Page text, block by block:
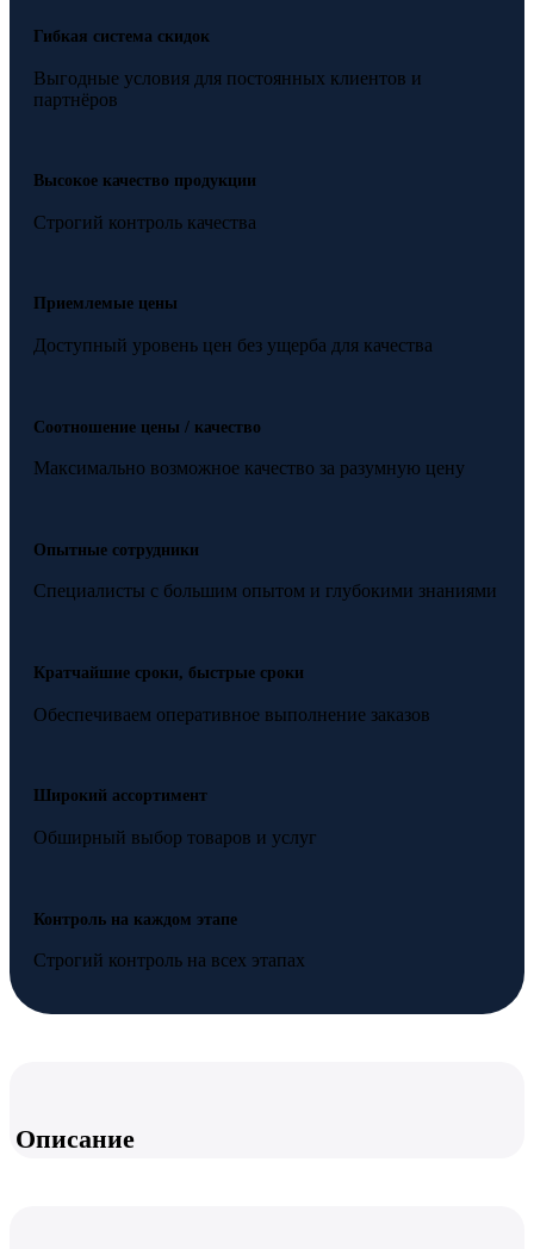
Гибкая система скидок
Выгодные условия для постоянных клиентов и
партнёров
Высокое качество продукции
Строгий контроль качества
Приемлемые цены
Доступный уровень цен без ущерба для качества
Соотношение цены / качество
Максимально возможное качество за разумную цену
Опытные сотрудники
Специалисты с большим опытом и глубокими знаниями
Кратчайшие сроки, быстрые сроки
Обеспечиваем оперативное выполнение заказов
Широкий ассортимент
Обширный выбор товаров и услуг
Контроль на каждом этапе
Строгий контроль на всех этапах
Описание